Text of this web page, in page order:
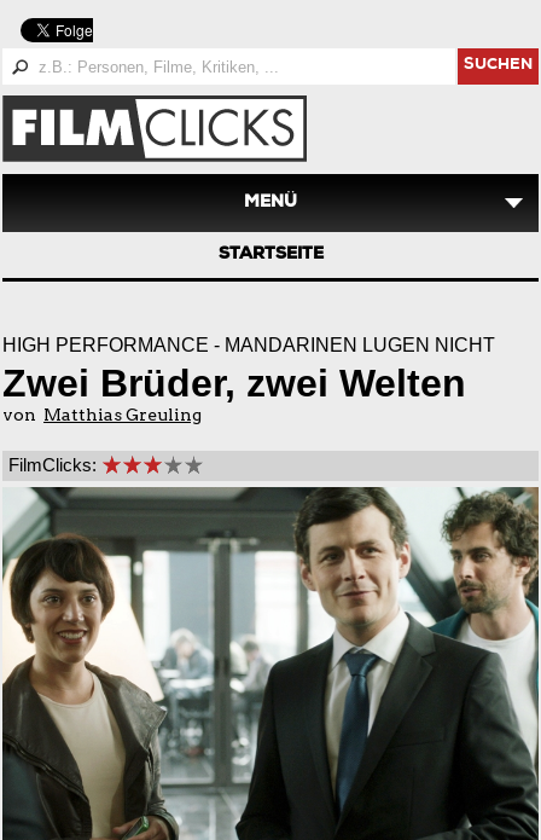
SUCHEN
MENÜ
STARTSEITE
HIGH PERFORMANCE - MANDARINEN LÜGEN NICHT
Zwei Brüder, zwei Welten
von Matthias Greuling
FilmClicks: